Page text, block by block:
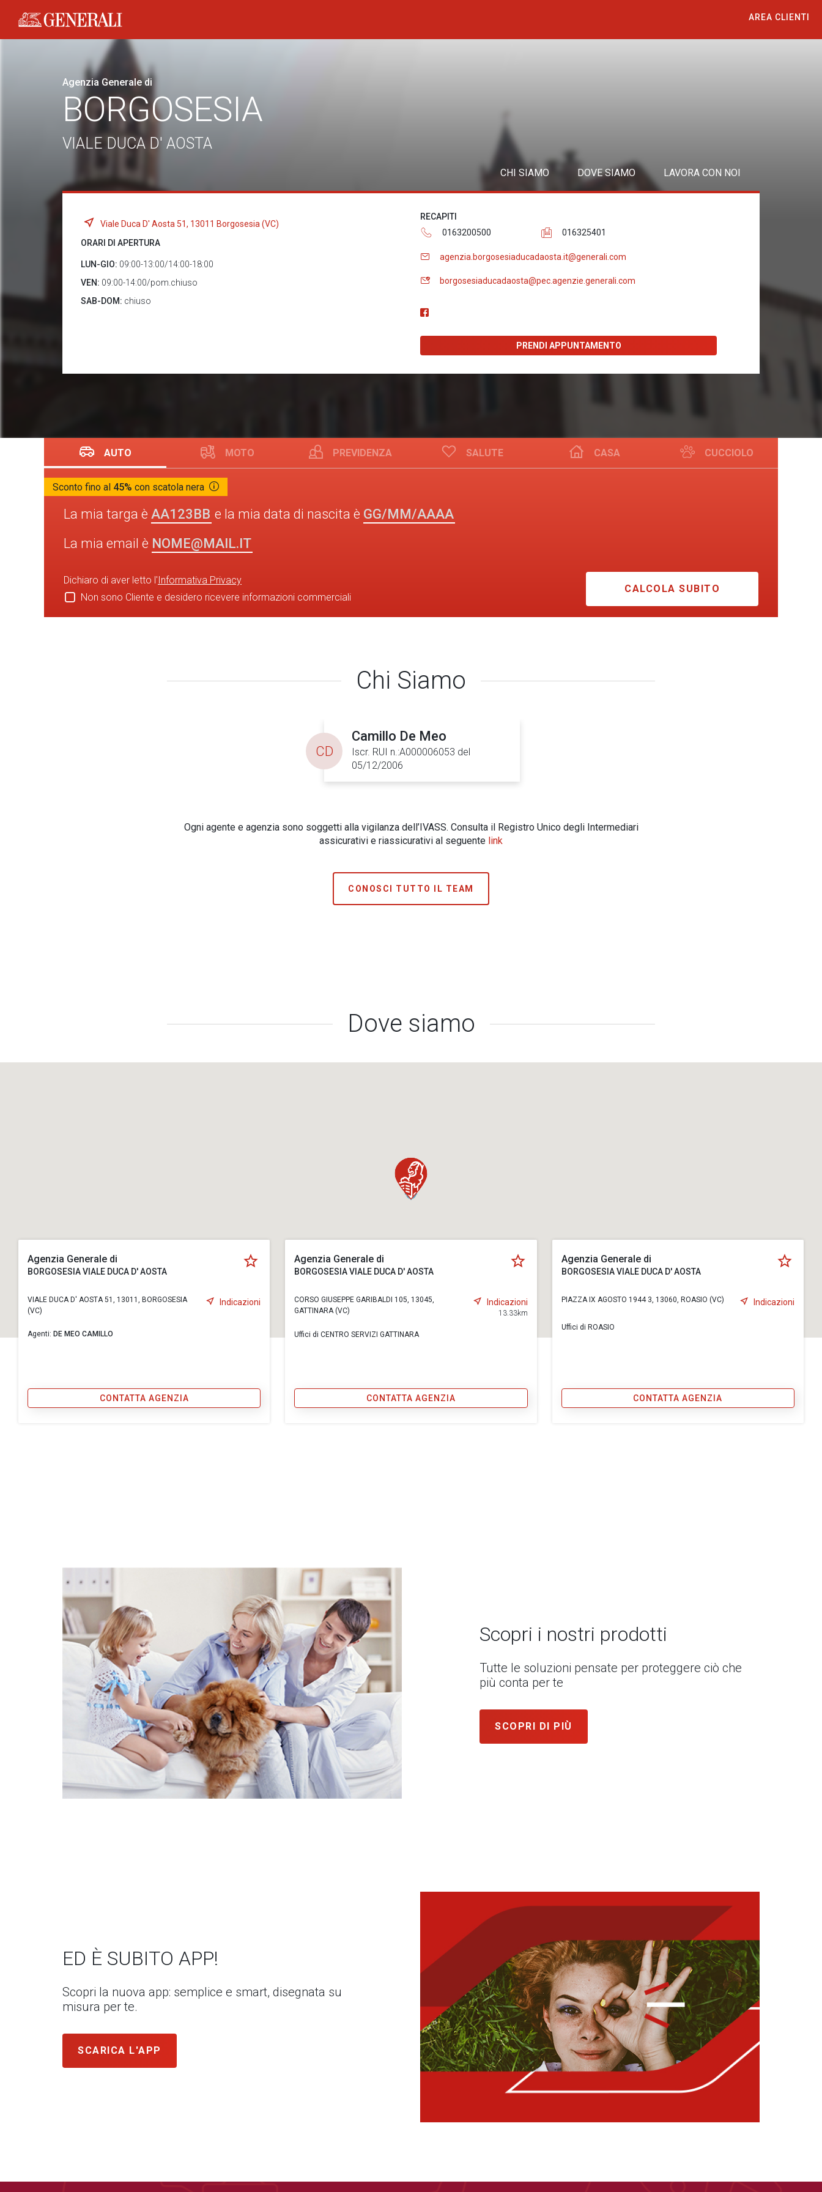
Generali logo
AREA CLIENTI
Agenzia Generale di
BORGOSESIA
VIALE DUCA D' AOSTA
CHI SIAMO DOVE SIAMO LAVORA CON NOI
Viale Duca D' Aosta 51, 13011 Borgosesia (VC)
ORARI DI APERTURA
LUN-GIO: 09:00-13:00/14:00-18:00
VEN: 09:00-14:00/pom.chiuso
SAB-DOM: chiuso
RECAPITI
0163200500
016325401
agenzia.borgosesiaducadaosta.it@generali.com
borgosesiaducadaosta@pec.agenzie.generali.com
PRENDI APPUNTAMENTO
AUTO MOTO PREVIDENZA SALUTE CASA CUCCIOLO
Sconto fino al 45% con scatola nera
La mia targa è e la mia data di nascita è
La mia email è
Dichiaro di aver letto l'Informativa Privacy
Non sono Cliente e desidero ricevere informazioni commerciali
CALCOLA SUBITO
Chi Siamo
Camillo De Meo
Iscr. RUI n.:A000006053 del
05/12/2006
CD
Ogni agente e agenzia sono soggetti alla vigilanza dell’IVASS. Consulta il Registro Unico degli Intermediari
assicurativi e riassicurativi al seguente link
CONOSCI TUTTO IL TEAM
Dove siamo
Agenzia Generale di
BORGOSESIA VIALE DUCA D' AOSTA
VIALE DUCA D' AOSTA 51, 13011, BORGOSESIA
(VC)
Indicazioni
Agenti: DE MEO CAMILLO
CONTATTA AGENZIA
Agenzia Generale di
BORGOSESIA VIALE DUCA D' AOSTA
CORSO GIUSEPPE GARIBALDI 105, 13045,
GATTINARA (VC)
Indicazioni
13.33km
Uffici di CENTRO SERVIZI GATTINARA
CONTATTA AGENZIA
Agenzia Generale di
BORGOSESIA VIALE DUCA D' AOSTA
PIAZZA IX AGOSTO 1944 3, 13060, ROASIO (VC) Indicazioni
Uffici di ROASIO
CONTATTA AGENZIA
Scopri i nostri prodotti
Tutte le soluzioni pensate per proteggere ciò che
più conta per te
SCOPRI DI PIÙ
ED È SUBITO APP!
Scopri la nuova app: semplice e smart, disegnata su
misura per te.
SCARICA L'APP